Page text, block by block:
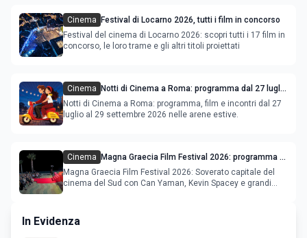
Cinema
Festival di Locarno 2026, tutti i film in concorso
Festival del cinema di Locarno 2026: scopri tutti i 17 film in
concorso, le loro trame e gli altri titoli proiettati
Cinema
Notti di Cinema a Roma: programma dal 27 luglio
al 2 agosto 2026
Notti di Cinema a Roma: programma, film e incontri dal 27
luglio al 29 settembre 2026 nelle arene estive.
Cinema
Magna Graecia Film Festival 2026: programma e
star internazionali
Magna Graecia Film Festival 2026: Soverato capitale del
cinema del Sud con Can Yaman, Kevin Spacey e grandi
In Evidenza